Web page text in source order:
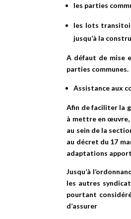
les parties
les lots
jusqu’à la
A défaut de mise
parties communes.
Assistance aux
Afin de faciliter la
à mettre en œuvre,
au sein de la
au décret du 17
adaptations
Jusqu’à
les autres
pourtant
d’assurer